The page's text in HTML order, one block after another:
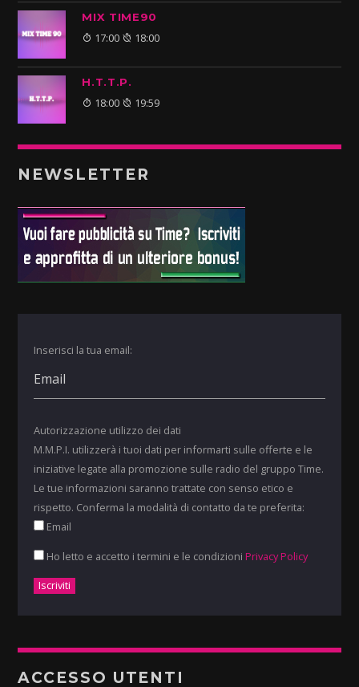
MIX TIME90
17:00 18:00
H.T.T.P.
18:00 19:59
NEWSLETTER
Inserisci la tua email:
Autorizzazione utilizzo dei dati
M.M.P.I. utilizzerà i tuoi dati per informarti sulle offerte e le
iniziative legate alla promozione sulle radio del gruppo Time.
Le tue informazioni saranno trattate con senso etico e
rispetto. Conferma la modalità di contatto da te preferita:
Email
Ho letto e accetto i termini e le condizioni Privacy Policy
ACCESSO UTENTI